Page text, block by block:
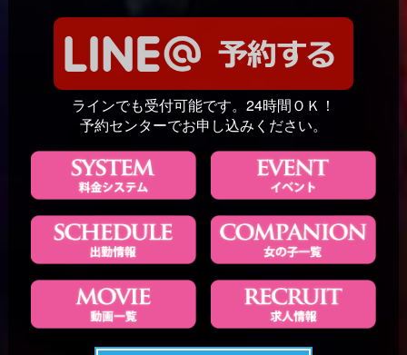
ラインでも受付可能です。24時間ＯＫ！
予約センターでお申し込みください。